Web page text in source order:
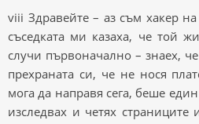
viii Здравейте – аз съм хакер
съседката ми казаха, че той
случи първоначално – знаех,
прехраната си, че не нося
мога да направя сега, беше
изследвах и четях страниците